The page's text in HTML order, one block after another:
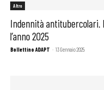
Altro
Indennità
l’anno 2025
Bollettino ADAPT - 13 Gennaio 2025